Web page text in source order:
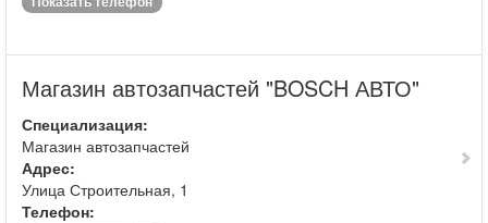
Магазин автозапчастей "BOSCH АВТО"
Специализация:
Магазин автозапчастей
Адрес:
Улица Строительная, 1
Телефон: